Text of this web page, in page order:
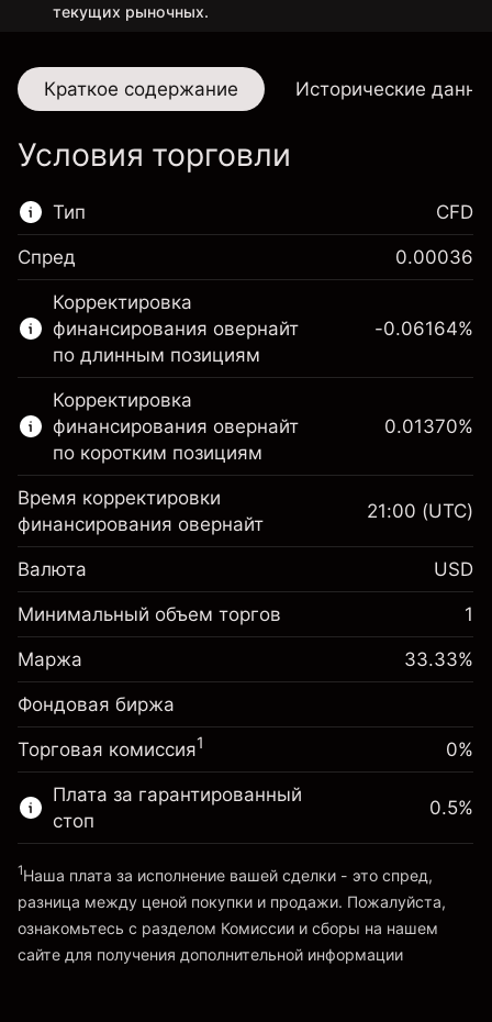
текущих рыночных.
Краткое содержание Исторические
Условия торговли
Тип
Этот финансовый рынок доступен для
торговли CFD.
Подробнее о:
CFD
CFD
Спред 0.00036
Корректировка
финансирования овернайт
по длинным позициям
Маржа. Ваши
инвестиции
$1,000.00
Корректировка за
овернайт
Сборы рассчитываются от
полной стоимости позиции
%
(-$1.85)
Размер сделки с левереджем ~
Средства от левереджа ~ $
Перейти на платформу
-0.06164%
Корректировка
финансирования овернайт
по коротким позициям
Маржа. Ваши
инвестиции
$1,000.00
Корректировка за
овернайт
Сборы рассчитываются от
полной стоимости позиции
%
Размер сделки с левереджем ~
$3,000.30
Перейти на платформу
0.01370%
Время корректировки
финансирования овернайт
21:00 (UTC)
Валюта USD
Минимальный объем торгов 1
Маржа 33.33%
Фондовая биржа
Торговая комиссия1 0%
Плата за гарантированный
стоп
«Комиссии и сборы»
0.5%
1Наша плата за исполнение вашей сделки - это спред,
разница между ценой покупки и продажи. Пожалуйста,
ознакомьтесь с разделом Комиссии и сборы на нашем
сайте для получения дополнительной информации